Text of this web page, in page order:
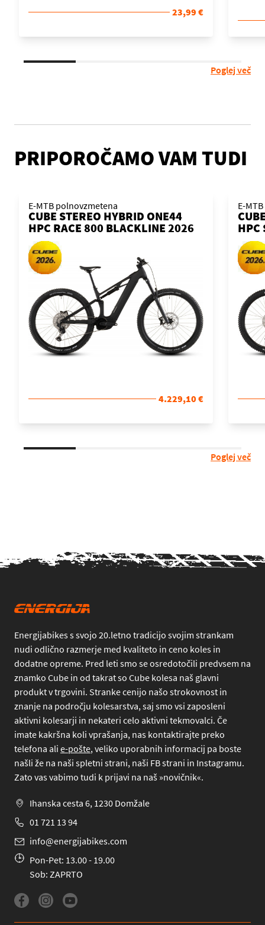
23,99 €
Poglej več
PRIPOROČAMO VAM TUDI
E-MTB polnovzmetena
CUBE STEREO HYBRID ONE44
HPC RACE 800 BLACKLINE 2026
KOLO
4.229,10 €
E-
HPC
Poglej več
Energijabikes s svojo 20.letno tradicijo svojim strankam
nudi odlično razmerje med kvaliteto in ceno koles in
dodatne opreme. Pred leti smo se osredotočili predvsem na
znamko Cube in od takrat so Cube kolesa naš glavni
produkt v trgovini. Stranke cenijo našo strokovnost in
znanje na področju kolesarstva, saj smo vsi zaposleni
aktivni kolesarji in nekateri celo aktivni tekmovalci. Če
imate kakršna koli vprašanja, nas kontaktirajte preko
telefona ali e-pošte, veliko uporabnih informacij pa boste
našli že na naši spletni strani, naši FB strani in Instagramu.
Zato vas vabimo tudi k prijavi na naš »novičnik«.
Ihanska cesta 6, 1230 Domžale
01 721 13 94
info@energijabikes.com
Pon-Pet: 13.00 - 19.00
Sob: ZAPRTO